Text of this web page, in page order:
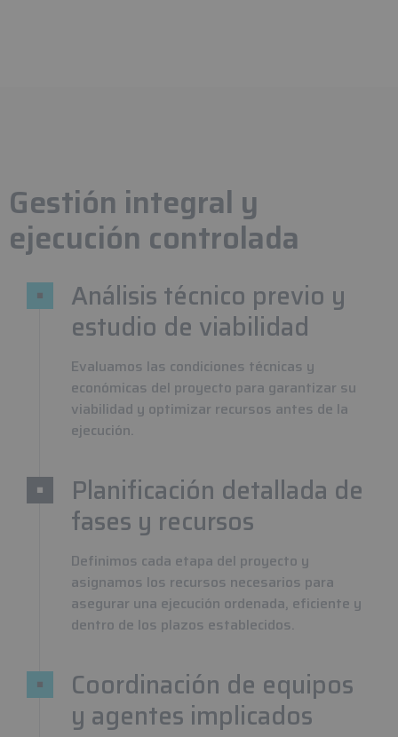
Gestión integral y
ejecución controlada
Análisis técnico previo y
estudio de viabilidad
Evaluamos las condiciones técnicas y
económicas del proyecto para garantizar su
viabilidad y optimizar recursos antes de la
ejecución.
Planificación detallada de
fases y recursos
Definimos cada etapa del proyecto y
asignamos los recursos necesarios para
asegurar una ejecución ordenada, eficiente y
dentro de los plazos establecidos.
Coordinación de equipos
y agentes implicados